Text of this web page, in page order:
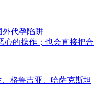
外代孕陷阱
心的操作；也会直接把合
格鲁吉亚、哈萨克斯坦